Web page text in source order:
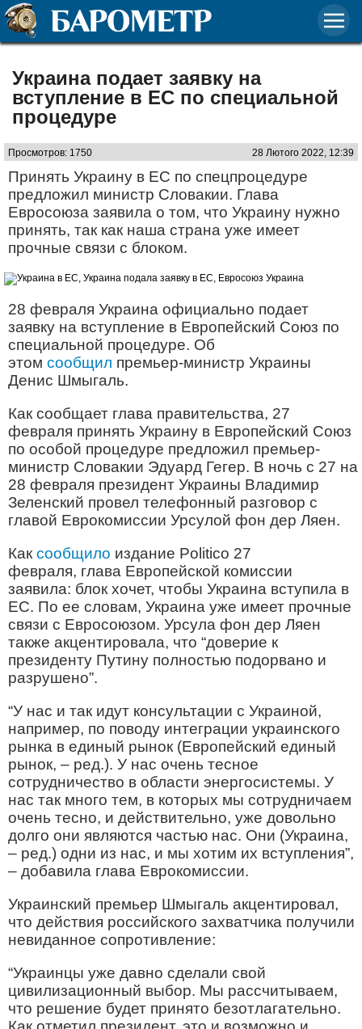
Украина подает заявку на
вступление в ЕС по специальной
процедуре
Просмотров: 1750 28 Лютого 2022, 12:39
Принять Украину в ЕС по спецпроцедуре
предложил министр Словакии. Глава
Евросоюза заявила о том, что Украину нужно
принять, так как наша страна уже имеет
прочные связи с блоком.
28 февраля Украина официально подает
заявку на вступление в Европейский Союз по
специальной процедуре. Об
этом сообщил премьер-министр Украины
Денис Шмыгаль.
Как сообщает глава правительства, 27
февраля принять Украину в Европейский Союз
по особой процедуре предложил премьер-
министр Словакии Эдуард Гегер. В ночь с 27 на
28 февраля президент Украины Владимир
Зеленский провел телефонный разговор с
главой Еврокомиссии Урсулой фон дер Ляен.
Как сообщило издание Politico 27
февраля, глава Европейской комиссии
заявила: блок хочет, чтобы Украина вступила в
ЕС. По ее словам, Украина уже имеет прочные
связи с Евросоюзом. Урсула фон дер Ляен
также акцентировала, что “доверие к
президенту Путину полностью подорвано и
разрушено”.
“У нас и так идут консультации с Украиной,
например, по поводу интеграции украинского
рынка в единый рынок (Европейский единый
рынок, – ред.). У нас очень тесное
сотрудничество в области энергосистемы. У
нас так много тем, в которых мы сотрудничаем
очень тесно, и действительно, уже довольно
долго они являются частью нас. Они (Украина,
– ред.) одни из нас, и мы хотим их вступления”,
– добавила глава Еврокомиссии.
Украинский премьер Шмыгаль акцентировал,
что действия российского захватчика получили
невиданное сопротивление:
“Украинцы уже давно сделали свой
цивилизационный выбор. Мы рассчитываем,
что решение будет принято безотлагательно.